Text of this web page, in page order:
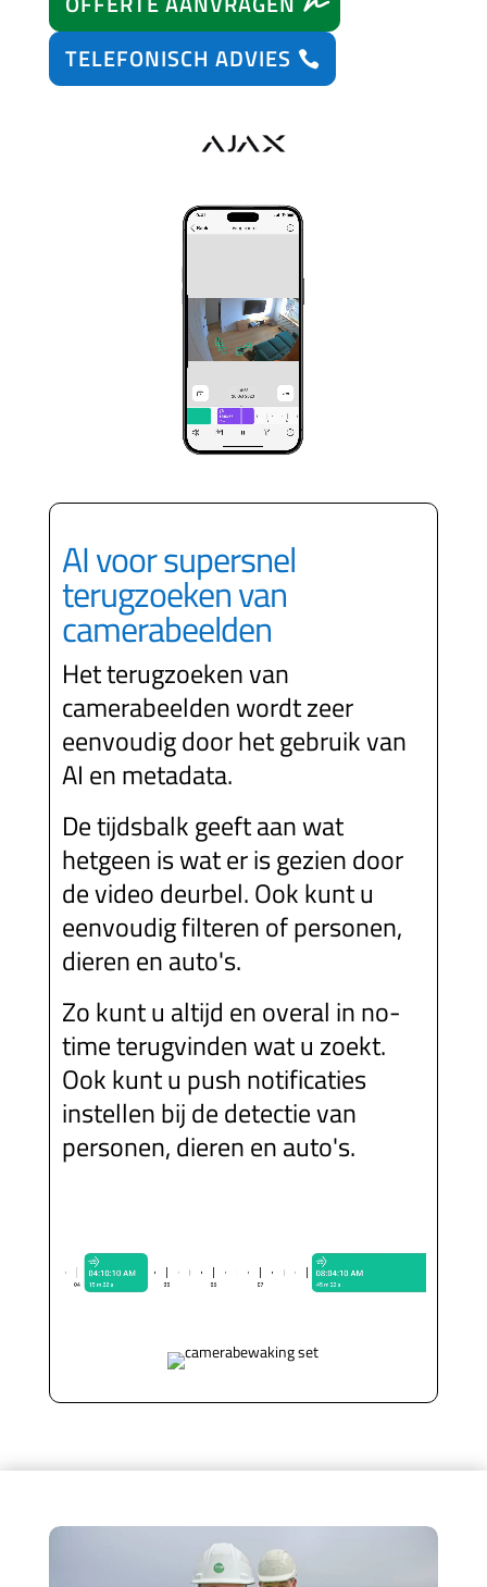
TELEFONISCH ADVIES
AI voor supersnel
terugzoeken van
camerabeelden
Het terugzoeken van
camerabeelden wordt zeer
eenvoudig door het gebruik van
AI en metadata.
De tijdsbalk geeft aan wat
hetgeen is wat er is gezien door
de video deurbel. Ook kunt u
eenvoudig filteren of personen,
dieren en auto's.
Zo kunt u altijd en overal in no-
time terugvinden wat u zoekt.
Ook kunt u push notificaties
instellen bij de detectie van
personen, dieren en auto's.